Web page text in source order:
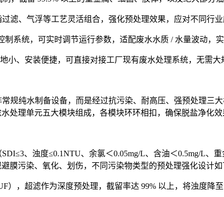
滤、气浮等工艺灵活组合，强化预处理效果，应对不同行
系统，可实时调节运行参数，适配废水水质 / 水量波动，
、安装便捷，可直接对接工厂现有废水处理系统，无需大
规纯水制备设备，而是经过抗污染、耐高压、强预处理三
处理单元五大模块组成，各模块环环相扣，确保脱盐净化效
、浊度≤0.1NTU、余氯＜0.05mg/L、含油＜0.5mg/L、
膜污染、氧化、划伤，不同污染物类型的预处理强化设计如
），超滤作为深度预处理，截留率达 99% 以上，将浊度降